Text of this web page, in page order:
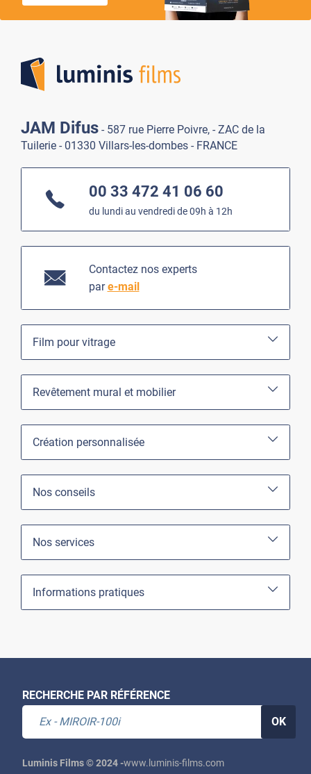
JAM Difus - 587 rue Pierre Poivre, - ZAC de la
Tuilerie - 01330 Villars-les-dombes - FRANCE
00 33 472 41 06 60
du lundi au vendredi de 09h à 12h
Contactez nos experts
pare-mail
Film pour vitrage
Revêtement mural et mobilier
Création personnalisée
Nos conseils
Nos services
Informations pratiques
RECHERCHE PAR RÉFÉRENCE
OK
Luminis Films © 2024 -www.luminis-films.com